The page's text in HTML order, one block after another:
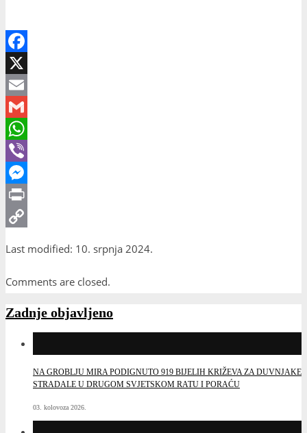
Facebook
X
Email
Gmail
WhatsApp
Viber
Messenger
Print
Last modified: 10. srpnja 2024.
Comments are closed.
Zadnje objavljeno
NA GROBLJU MIRA PODIGNUTO 919 BIJELIH KRIŽEVA ZA DUVNJAKE
STRADALE U DRUGOM SVJETSKOM RATU I PORAĆU
03. kolovoza 2026.